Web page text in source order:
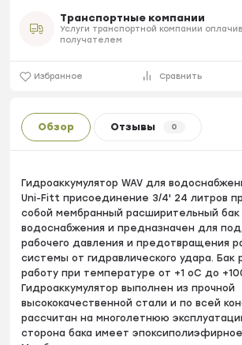
Транспортные компании
Услуги транспортной компании
получателем
Избранное Сравнить
Обзор Отзывы 0
Гидроаккумулятор WAV для
Uni-Fitt присоединение 3/4' 24 литров
собой мембранный расширительный бак
водоснабжения и предназначен для
рабочего давления и предотвращения
системы от гидравлического удара. Бак
работу при температуре от +1 оС до
Гидроаккумулятор выполнен из прочной
высококачественной стали и по всей
рассчитан на многолетнюю
сторона бака имеет